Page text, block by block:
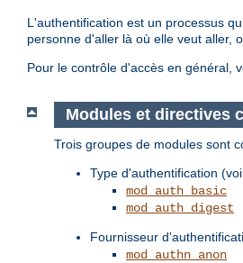
L'authentification est un processus
personne d'aller là où elle veut aller,
Pour le contrôle d'accès en général,
Modules et directives
Trois groupes de modules sont
Type d'authentification
mod_auth_basic
mod_auth_digest
Fournisseur
mod_authn_anon